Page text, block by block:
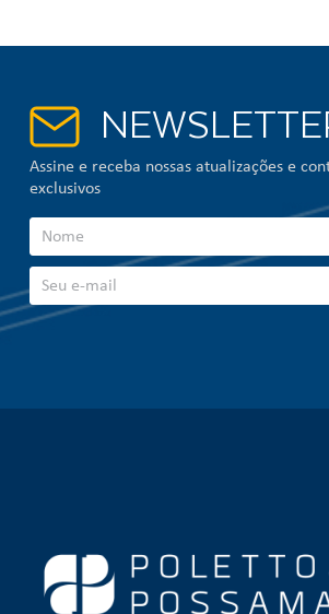
Assine e receba nossas atualizações e
exclusivos